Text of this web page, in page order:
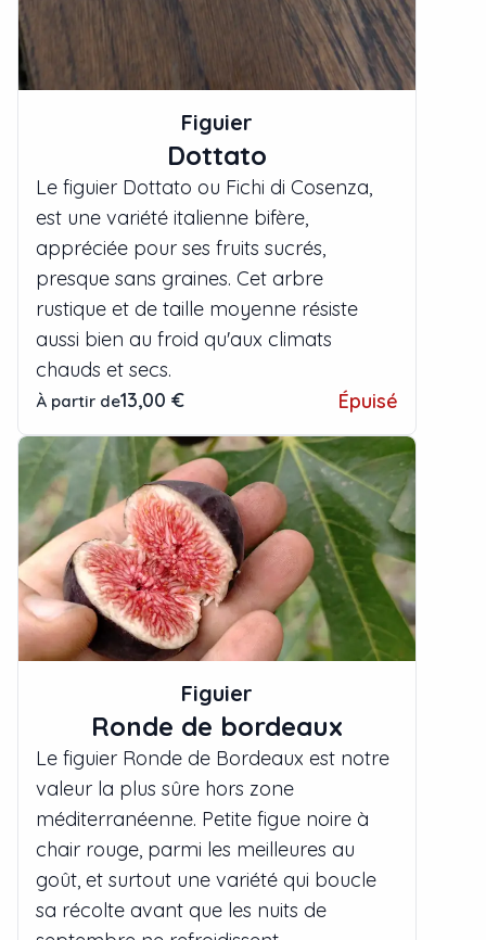
Figuier
Dottato
Le figuier Dottato ou Fichi di Cosenza,
est une variété italienne bifère,
appréciée pour ses fruits sucrés,
presque sans graines. Cet arbre
rustique et de taille moyenne résiste
aussi bien au froid qu'aux climats
chauds et secs.
À partir de13,00 € Épuisé
Figuier
Ronde de bordeaux
Le figuier Ronde de Bordeaux est notre
valeur la plus sûre hors zone
méditerranéenne. Petite figue noire à
chair rouge, parmi les meilleures au
goût, et surtout une variété qui boucle
sa récolte avant que les nuits de